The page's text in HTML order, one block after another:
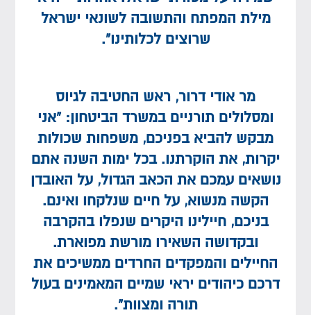
מילת המפתח והתשובה לשונאי ישראל
שרוצים לכלותינו”.
מר אודי דרור, ראש החטיבה לגיוס
ומסלולים תורניים במשרד הביטחון: “אני
מבקש להביא בפניכם, משפחות שכולות
יקרות, את הוקרתנו. בכל ימות השנה אתם
נושאים עמכם את הכאב הגדול, על האובדן
הקשה מנשוא, על חיים שנלקחו ואינם.
בניכם, חיילינו היקרים שנפלו בהקרבה
ובקדושה השאירו מורשת מפוארת.
החיילים והמפקדים החרדים ממשיכים את
דרכם כיהודים יראי שמיים המאמינים בעול
תורה ומצוות”.